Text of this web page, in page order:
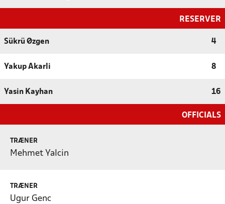
RESERVER
Sükrü Øzgen 4
Yakup Akarli 8
Yasin Kayhan 16
OFFICIALS
TRÆNER
Mehmet Yalcin
TRÆNER
Ugur Genc